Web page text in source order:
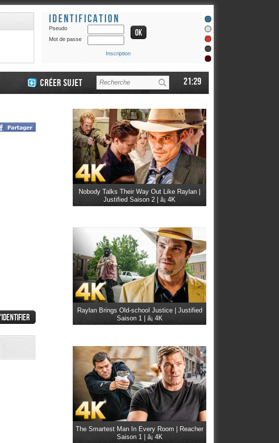
Identification
Pseudo
Mot de passe
Inscription
Créer sujet 21:29
Nobody Talks Their Way Out Like Raylan |
Justified Saison 2 | â¡ 4K
Raylan Brings Old-school Justice | Justified
Saison 1 | â¡ 4K
The Smartest Man In Every Room | Reacher
Saison 1 | â¡ 4K